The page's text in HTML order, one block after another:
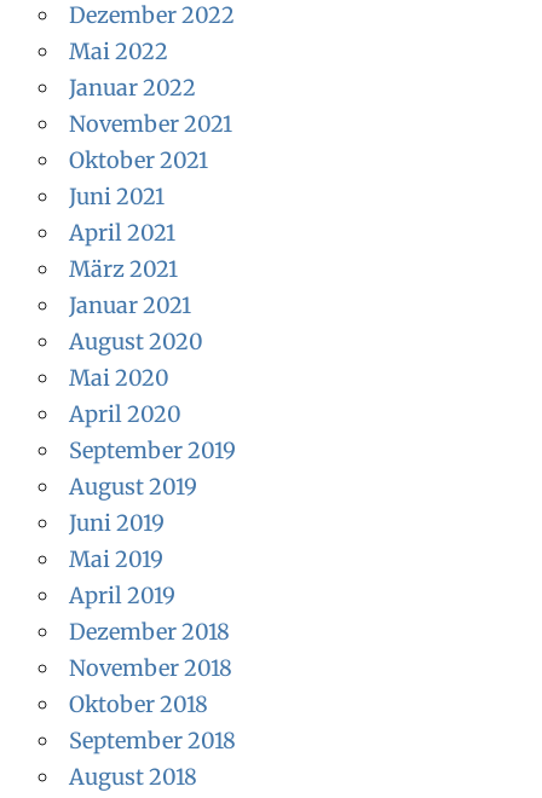
Dezember 2022
Mai 2022
Januar 2022
November 2021
Oktober 2021
Juni 2021
April 2021
März 2021
Januar 2021
August 2020
Mai 2020
April 2020
September 2019
August 2019
Juni 2019
Mai 2019
April 2019
Dezember 2018
November 2018
Oktober 2018
September 2018
August 2018